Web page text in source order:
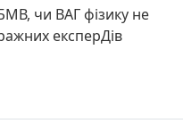
чи ВАГ фізику не
експерДів